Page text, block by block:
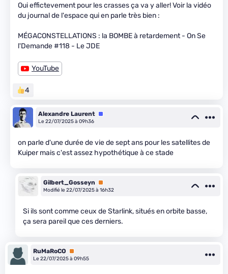
Oui effictevement pour les crasses ça va y aller! Voir la vidéo
du journal de l'espace qui en parle très bien :
MÉGACONSTELLATIONS : la BOMBE à retardement - On Se
l'Demande #118 - Le JDE
YouTube
4
Alexandre Laurent Équipe
Le 22/07/2025 à 09h36
on parle d'une durée de vie de sept ans pour les satellites de
Kuiper mais c'est assez hypothétique à ce stade
Gilbert_Gosseyn
Premium
Modifié le 22/07/2025 à 16h32
Si ils sont comme ceux de Starlink, situés en orbite basse,
ça sera pareil que ces derniers.
RuMaRoCO
Premium
Le 22/07/2025 à 09h55